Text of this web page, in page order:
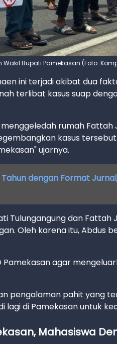
Bupati Pamekasan (Foto:
ini terjadi akibat dua
terlibat kasus suap
rumah
kasus
ujarnya.
dengan Format
Tulungangung dan Fattah
Oleh karena itu, Abdus
Pamekasan agar
pengalaman pahit yang
lagi di Pamekasan untuk
Mahasiswa